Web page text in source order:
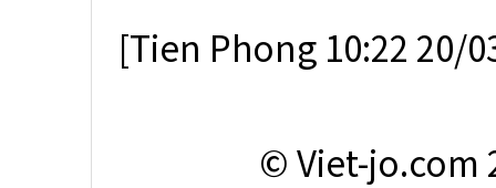
[Tien Phong 10:22 20/
© Viet-jo.com